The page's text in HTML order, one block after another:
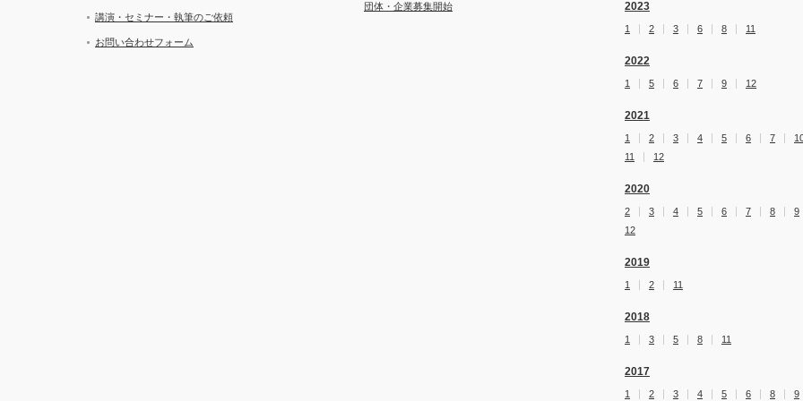
講演・セミナー・執筆のご依頼
お問い合わせフォーム
団体・企業募集開始
2023
1 2 3 6 8 11
2022
1 5 6 7 9 12
2021
1 2 3 4 5 6 7
11
12
2020
2 3 4 5 6 7 8 9
12
2019
1 2 11
2018
1 3 5 8 11
2017
1 2 3 4 5 6 8 9